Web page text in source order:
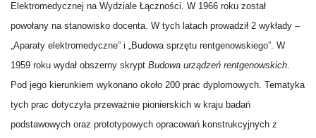
Elektromedycznej na Wydziale Łączności. W 1966 roku został
powołany na stanowisko docenta. W tych latach prowadził 2 wykłady –
„Aparaty elektromedyczne” i „Budowa sprzętu rentgenowskiego”. W
1959 roku wydał obszerny skrypt Budowa urządzeń rentgenowskich.
Pod jego kierunkiem wykonano około 200 prac dyplomowych. Tematyka
tych prac dotyczyła przeważnie pionierskich w kraju badań
podstawowych oraz prototypowych opracowań konstrukcyjnych z